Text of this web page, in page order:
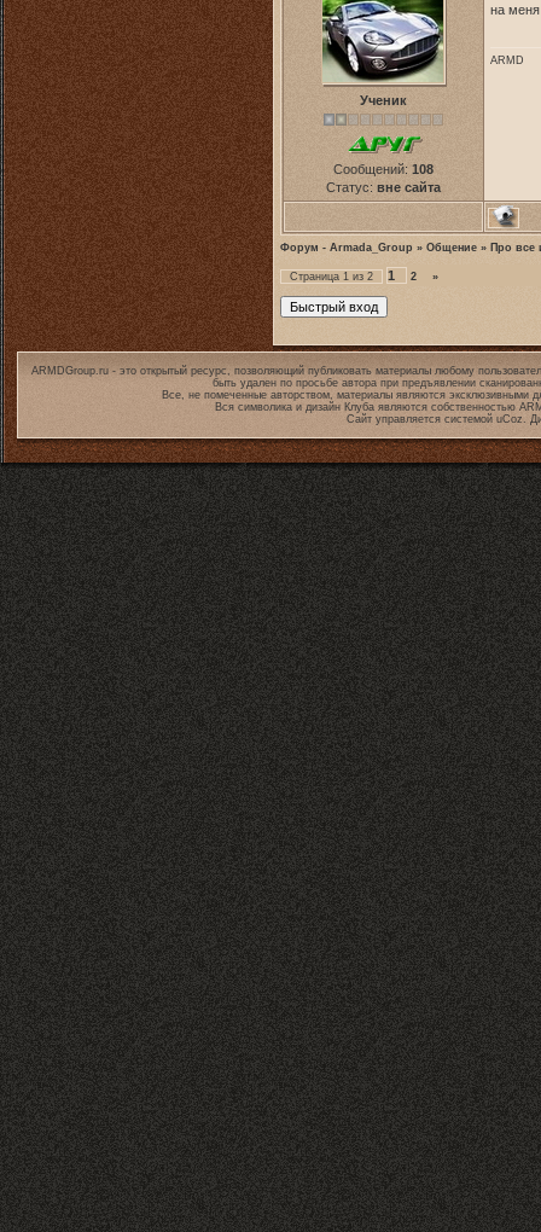
Ученик
Сообщений: 108
Статус: вне сайта
на
ARMD
Форум - Armada_Group » Общение » Про все
Страница 1 из 2 1 2 »
ARMDGroup.ru - это открытый ресурс, позволяющий публиковать материалы любому
быть удален по просьбе автора при предъявлении
Все, не помеченные авторством, материалы являются эксклюзивными
Вся символика и дизайн Клуба являются собственностью
Сайт управляется системой uCoz.